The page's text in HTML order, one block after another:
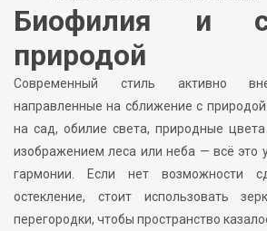
Биофилия и
природой
Современный стиль активно
направленные на сближение с
на сад, обилие света, природные
изображением леса или неба — всё это
гармонии. Если нет возможности
остекление, стоит использовать
перегородки, чтобы пространство